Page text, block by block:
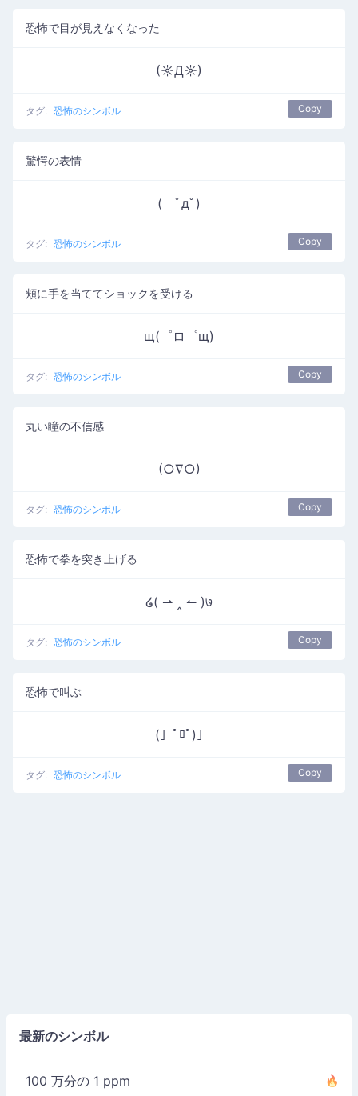
恐怖で目が見えなくなった
(☼Д☼)
タグ: 恐怖のシンボル Copy
驚愕の表情
( ﾟдﾟ)
タグ: 恐怖のシンボル Copy
頬に手を当ててショックを受ける
щ(゜ロ゜щ)
タグ: 恐怖のシンボル Copy
丸い瞳の不信感
(○∇○)
タグ: 恐怖のシンボル Copy
恐怖で拳を突き上げる
໒( ⇀ ‸ ↼ )७
タグ: 恐怖のシンボル Copy
恐怖で叫ぶ
(」ﾟﾛﾟ)｣
タグ: 恐怖のシンボル Copy
最新のシンボル
100 万分の 1 ppm